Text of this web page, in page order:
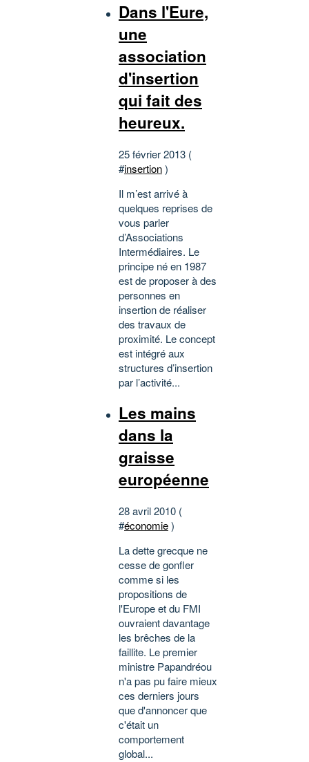
Dans l'Eure,
une
association
d'insertion
qui fait des
heureux.
25 février 2013 (
#insertion)
Il m’est arrivé à
quelques reprises de
vous parler
d’Associations
Intermédiaires. Le
principe né en 1987
est de proposer à des
personnes en
insertion de réaliser
des travaux de
proximité. Le concept
est intégré aux
structures d’insertion
par l’activité...
Les mains
dans la
graisse
européenne
28 avril 2010 (
#économie)
La dette grecque ne
cesse de gonfler
comme si les
propositions de
l'Europe et du FMI
ouvraient davantage
les brêches de la
faillite. Le premier
ministre Papandréou
n'a pas pu faire mieux
ces derniers jours
que d'annoncer que
c'était un
comportement
global...